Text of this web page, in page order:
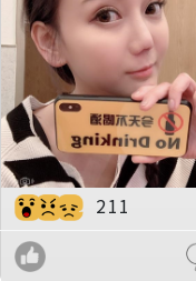
211